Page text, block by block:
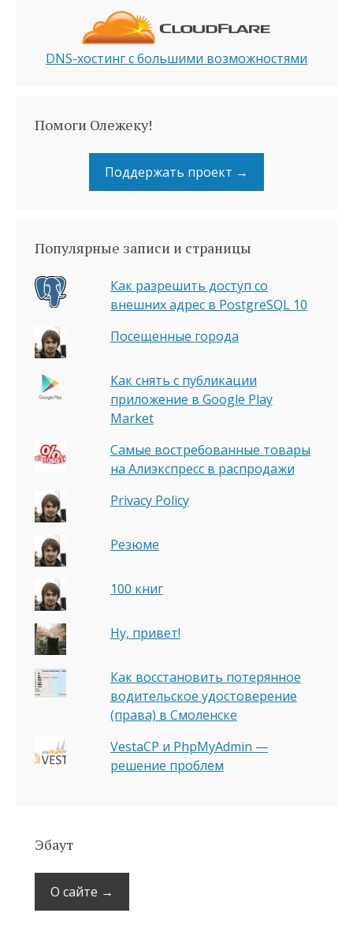
DNS-хостинг с большими возможностями
Помоги Олежеку!
Поддержать проект →
Популярные записи и страницы
Как разрешить доступ со
внешних адрес в PostgreSQL 10
Посещенные города
Как снять с публикации
приложение в Google Play
Market
Самые востребованные товары
на Алиэкспресс в распродажи
Privacy Policy
Резюме
100 книг
Ну, привет!
Как восстановить потерянное
водительское удостоверение
(права) в Смоленске
VestaCP и PhpMyAdmin —
решение проблем
Эбаут
О сайте →